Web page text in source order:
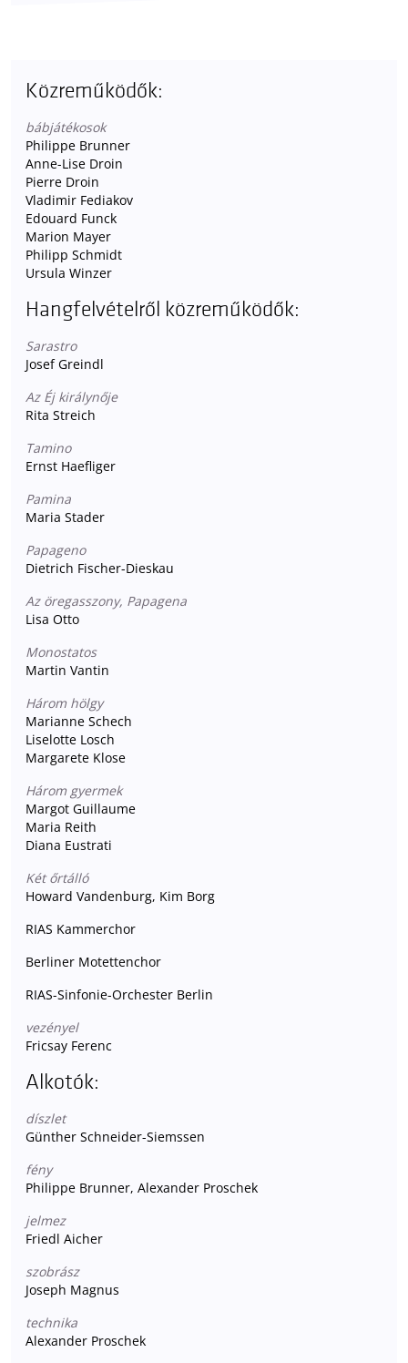
Közreműködők:
bábjátékosok
Philippe Brunner
Anne-Lise Droin
Pierre Droin
Vladimir Fediakov
Edouard Funck
Marion Mayer
Philipp Schmidt
Ursula Winzer
Hangfelvételről közreműködők:
Sarastro
Josef Greindl
Az Éj királynője
Rita Streich
Tamino
Ernst Haefliger
Pamina
Maria Stader
Papageno
Dietrich Fischer-Dieskau
Az öregasszony, Papagena
Lisa Otto
Monostatos
Martin Vantin
Három hölgy
Marianne Schech
Liselotte Losch
Margarete Klose
Három gyermek
Margot Guillaume
Maria Reith
Diana Eustrati
Két őrtálló
Howard Vandenburg, Kim Borg
RIAS Kammerchor
Berliner Motettenchor
RIAS-Sinfonie-Orchester Berlin
vezényel
Fricsay Ferenc
Alkotók:
díszlet
Günther Schneider-Siemssen
fény
Philippe Brunner, Alexander Proschek
jelmez
Friedl Aicher
szobrász
Joseph Magnus
technika
Alexander Proschek